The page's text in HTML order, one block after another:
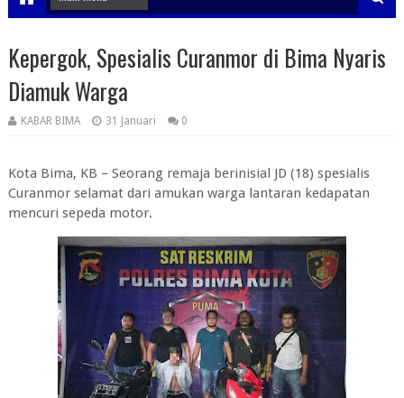
Kepergok, Spesialis Curanmor di Bima Nyaris
Diamuk Warga
KABAR BIMA 31 Januari 0
Kota Bima, KB – Seorang remaja berinisial JD (18) spesialis
Curanmor selamat dari amukan warga lantaran kedapatan
mencuri sepeda motor.